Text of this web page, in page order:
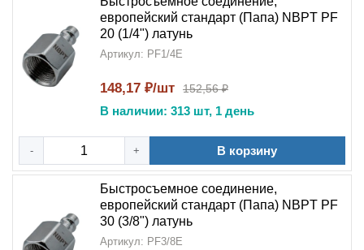
европейский стандарт (Папа) NBPT PF
20 (1/4") латунь
Артикул: PF1/4E
148,17 ₽/шт 152,56 ₽
В наличии: 313 шт, 1 день
- + В корзину
Быстросъемное соединение,
европейский стандарт (Папа) NBPT PF
30 (3/8") латунь
Артикул: PF3/8E